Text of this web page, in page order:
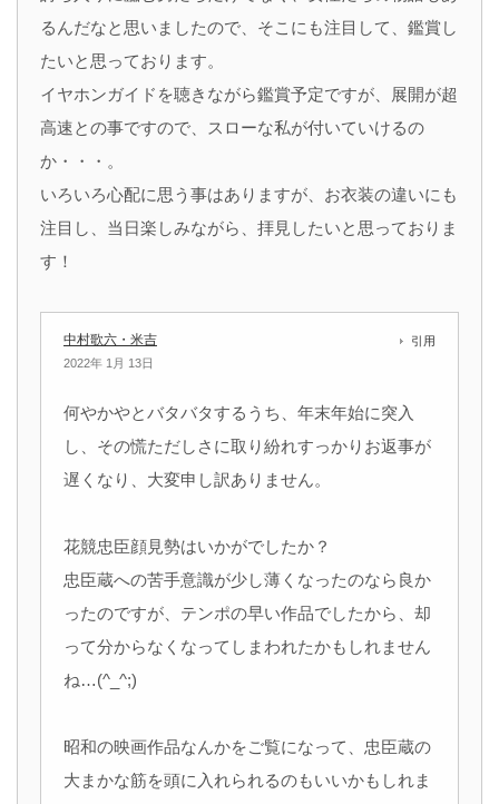
るんだなと思いましたので、そこにも注目して、鑑賞し
たいと思っております。
イヤホンガイドを聴きながら鑑賞予定ですが、展開が超
高速との事ですので、スローな私が付いていけるの
か・・・。
いろいろ心配に思う事はありますが、お衣装の違いにも
注目し、当日楽しみながら、拝見したいと思っておりま
す！
中村歌六・米吉
2022年 1月 13日
引用
何やかやとバタバタするうち、年末年始に突入
し、その慌ただしさに取り紛れすっかりお返事が
遅くなり、大変申し訳ありません。
花競忠臣顔見勢はいかがでしたか？
忠臣蔵への苦手意識が少し薄くなったのなら良か
ったのですが、テンポの早い作品でしたから、却
って分からなくなってしまわれたかもしれません
ね…(^_^;)
昭和の映画作品なんかをご覧になって、忠臣蔵の
大まかな筋を頭に入れられるのもいいかもしれま